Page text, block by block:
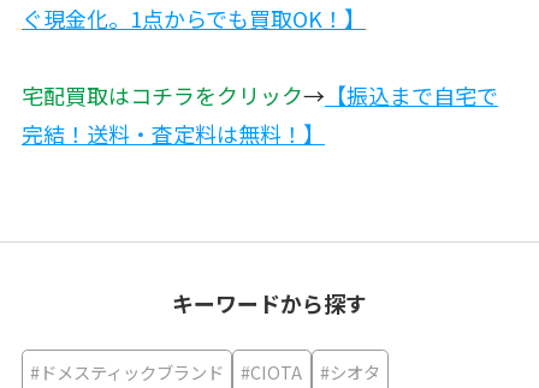
ぐ現金化。1点からでも買取OK！】
宅配買取はコチラをクリック→ 【振込まで自宅で
完結！送料・査定料は無料！】
キーワードから探す
#ドメスティックブランド #CIOTA
#シオタ